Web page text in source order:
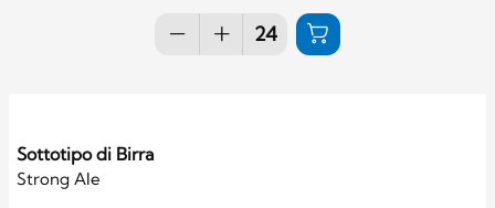
Sottotipo di Birra
Strong Ale